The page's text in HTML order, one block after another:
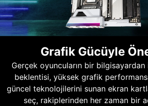
Grafik Gücüyle
Gerçek oyuncuların bir
beklentisi, yüksek grafik
güncel teknolojilerini sunan ekran
seç, rakiplerinden her zaman bir